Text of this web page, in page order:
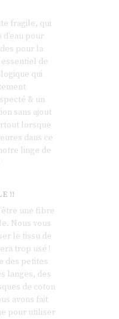
fragile, qui
pour
pour la
de
qui
& un
sans ajout
lorsque
dans ce
linge de
!!
une fibre
Nous vous
le tissu de
trop usé !
des petites
langes, des
de coton
avons fait
pour utiliser